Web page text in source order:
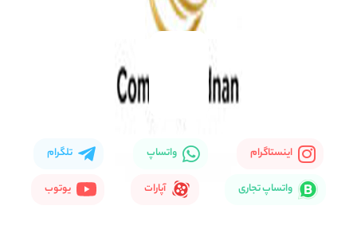
اینستاگرام واتساپ تلگرام
واتساپ تجاری آپارات یوتوب